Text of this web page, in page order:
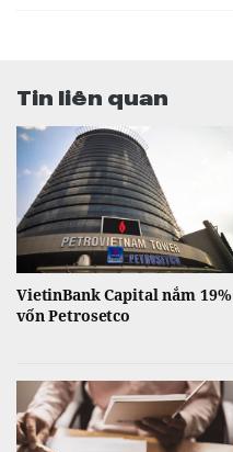
Tin liên quan
VietinBank Capital nắm 19%
vốn Petrosetco